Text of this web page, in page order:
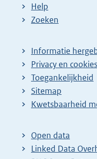
Help
Zoeken
Informatie
Privacy en cookies
Toegankelijkheid
Sitemap
E
t
e
Kwetsbaarheid
Open data
Linked Data